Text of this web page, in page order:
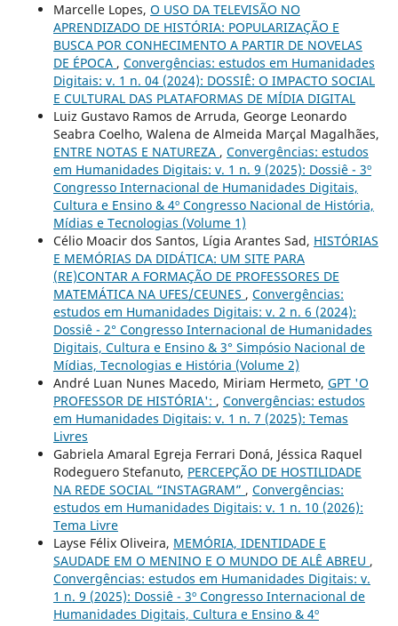
Marcelle Lopes, O USO DA TELEVISÃO NO
APRENDIZADO DE HISTÓRIA: POPULARIZAÇÃO E
BUSCA POR CONHECIMENTO A PARTIR DE NOVELAS
DE ÉPOCA , Convergências: estudos em Humanidades
Digitais: v. 1 n. 04 (2024): DOSSIÊ: O IMPACTO SOCIAL
E CULTURAL DAS PLATAFORMAS DE MÍDIA DIGITAL
Luiz Gustavo Ramos de Arruda, George Leonardo
Seabra Coelho, Walena de Almeida Marçal Magalhães,
ENTRE NOTAS E NATUREZA , Convergências: estudos
em Humanidades Digitais: v. 1 n. 9 (2025): Dossiê - 3º
Congresso Internacional de Humanidades Digitais,
Cultura e Ensino & 4º Congresso Nacional de História,
Mídias e Tecnologias (Volume 1)
Célio Moacir dos Santos, Lígia Arantes Sad, HISTÓRIAS
E MEMÓRIAS DA DIDÁTICA: UM SITE PARA
(RE)CONTAR A FORMAÇÃO DE PROFESSORES DE
MATEMÁTICA NA UFES/CEUNES , Convergências:
estudos em Humanidades Digitais: v. 2 n. 6 (2024):
Dossiê - 2° Congresso Internacional de Humanidades
Digitais, Cultura e Ensino & 3° Simpósio Nacional de
Mídias, Tecnologias e História (Volume 2)
André Luan Nunes Macedo, Miriam Hermeto, GPT 'O
PROFESSOR DE HISTÓRIA': , Convergências: estudos
em Humanidades Digitais: v. 1 n. 7 (2025): Temas
Livres
Gabriela Amaral Egreja Ferrari Doná, Jéssica Raquel
Rodeguero Stefanuto, PERCEPÇÃO DE HOSTILIDADE
NA REDE SOCIAL “INSTAGRAM” , Convergências:
estudos em Humanidades Digitais: v. 1 n. 10 (2026):
Tema Livre
Layse Félix Oliveira, MEMÓRIA, IDENTIDADE E
SAUDADE EM O MENINO E O MUNDO DE ALÊ ABREU ,
Convergências: estudos em Humanidades Digitais: v.
1 n. 9 (2025): Dossiê - 3º Congresso Internacional de
Humanidades Digitais, Cultura e Ensino & 4º